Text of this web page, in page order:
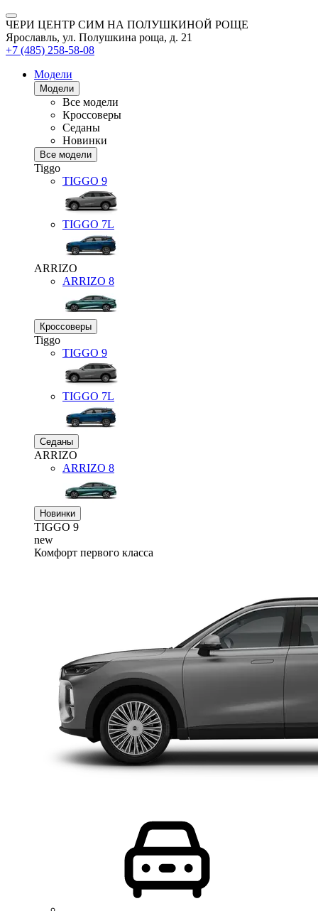
ЧЕРИ ЦЕНТР СИМ НА ПОЛУШКИНОЙ РОЩЕ
Ярославль, ул. Полушкина роща, д. 21
+7 (485) 258-58-08
Модели
Модели
Все модели
Кроссоверы
Седаны
Новинки
Все модели
Tiggo
TIGGO 9
TIGGO 7L
ARRIZO
ARRIZO 8
Кроссоверы
Tiggo
TIGGO 9
TIGGO 7L
Седаны
ARRIZO
ARRIZO 8
Новинки
TIGGO 9
new
Комфорт первого класса